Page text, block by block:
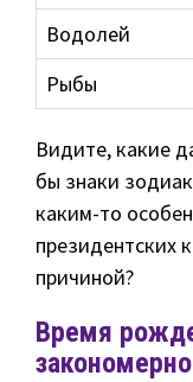
Водолей
Рыбы
Видите, какие
бы знаки
каким-то
президентских
причиной?
Время